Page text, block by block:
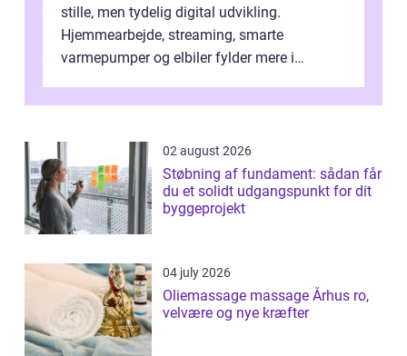
stille, men tydelig digital udvikling.
Hjemmearbejde, streaming, smarte
varmepumper og elbiler fylder mere i
velfungerende ele...
02 august 2026
Støbning af fundament: sådan får
du et solidt udgangspunkt for dit
byggeprojekt
04 july 2026
Oliemassage massage Århus ro,
velvære og nye kræfter